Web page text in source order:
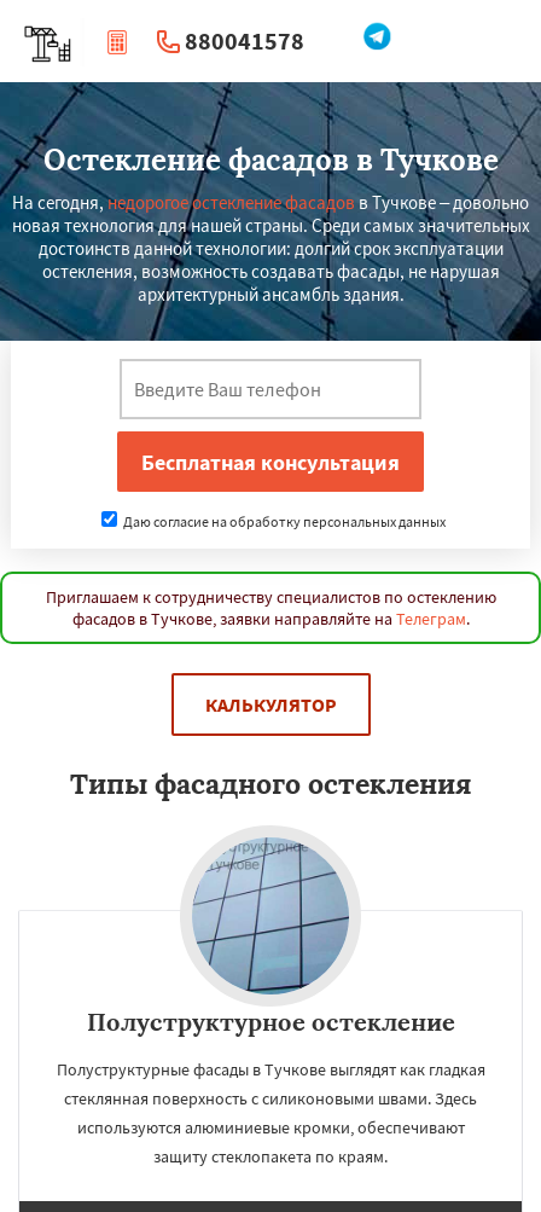
880041578
| Перезвоните мне
Остекление фасадов в Тучкове
На сегодня,недорогое остекление фасадов в Тучкове – довольно
новая технология для нашей страны. Среди самых значительных
достоинств данной технологии: долгий срок эксплуатации
остекления, возможность создавать фасады, не нарушая
архитектурный ансамбль здания.
Даю согласие на обработку персональных данных
Приглашаем к сотрудничеству специалистов по остеклению
фасадов в Тучкове, заявки направляйте на Телеграм.
КАЛЬКУЛЯТОР
Типы фасадного остекления
Полуструктурное остекление
Полуструктурные фасады в Тучкове выглядят как гладкая
стеклянная поверхность с силиконовыми швами. Здесь
используются алюминиевые кромки, обеспечивают
защиту стеклопакета по краям.